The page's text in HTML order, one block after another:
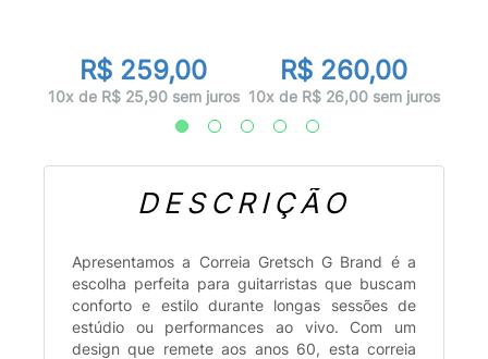
R$ 259,00
10x de R$ 25,90 sem juros
R$ 260,00
10x de R$ 26,00 sem juros
DESCRIÇÃO
Apresentamos a Correia Gretsch G Brand é a
escolha perfeita para guitarristas que buscam
conforto e estilo durante longas sessões de
estúdio ou performances ao vivo. Com um
design que remete aos anos 60, esta correia